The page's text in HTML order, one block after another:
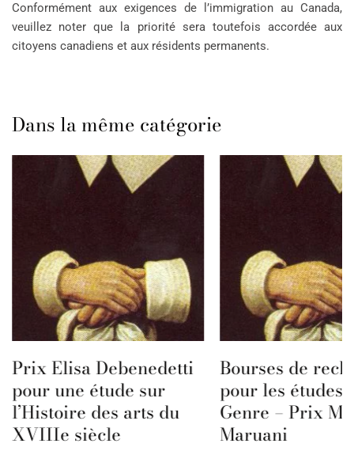
Conformément aux exigences de l’immigration au Canada,
veuillez noter que la priorité sera toutefois accordée aux
citoyens canadiens et aux résidents permanents.
Dans la même catégorie
Prix Elisa Debenedetti
pour une étude sur
l’Histoire des arts du
XVIIIe siècle
Bourses de
pour les études
Genre – Prix
Maruani